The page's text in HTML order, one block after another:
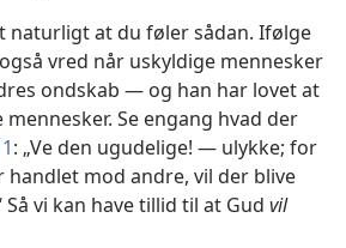
naturligt at du føler sådan. Ifølge
vred når uskyldige mennesker
ondskab — og han har lovet at
Se engang hvad der
: „Ve den ugudelige! — ulykke; for
handlet mod andre, vil der blive
vi kan have tillid til at Gud vil